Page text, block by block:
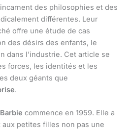
des philosophies et des
différentes. Leur
offre une étude de cas
des désirs des enfants, le
dans l’industrie. Cet article se
forces, les identités et les
deux géants que
.
commence en 1959. Elle a
petites filles non pas une